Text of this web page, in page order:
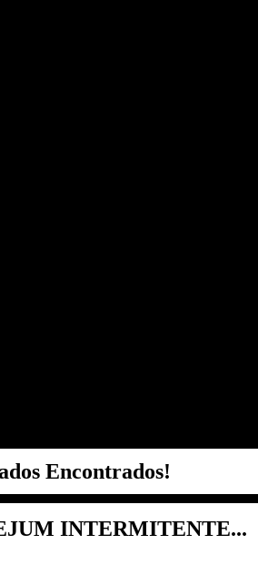
Encontrados!
INTERMITENTE...